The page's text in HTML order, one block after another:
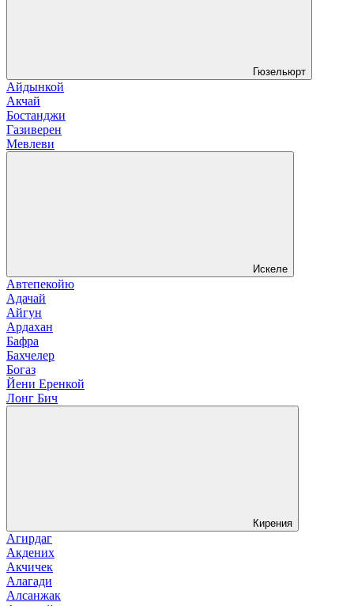
Гюзельюрт
Айдынкой
Акчай
Бостанджи
Газиверен
Мевлеви
Искеле
Автепекойю
Адачай
Айгун
Ардахан
Бафра
Бахчелер
Богаз
Йени Еренкой
Лонг Бич
Кирения
Агирдаг
Акдених
Акчичек
Алагади
Алсанжак